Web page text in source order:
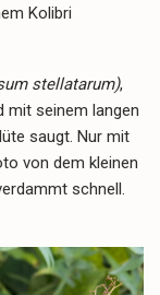
Kolibri
stellatarum),
mit seinem langen
saugt. Nur mit
von dem kleinen
schnell.